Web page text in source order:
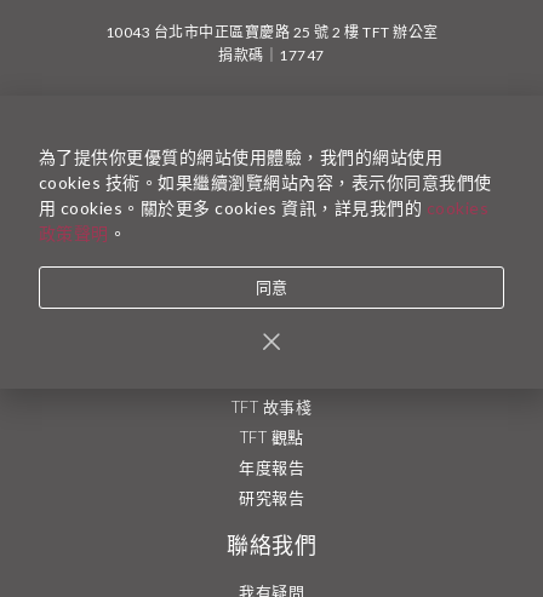
10043 台北市中正區寶慶路 25 號 2 樓 TFT 辦公室
捐款碼｜17747
加入 TFT 計畫
捐款支持
成為志工
了解更多
最新活動資訊
TFT 故事棧
TFT 觀點
年度報告
研究報告
聯絡我們
我有疑問
為了提供你更優質的網站使用體驗，我們的網站使用
cookies 技術。如果繼續瀏覽網站內容，表示你同意我們使
用 cookies。關於更多 cookies 資訊，詳見我們的 cookies
政策聲明 。
同意